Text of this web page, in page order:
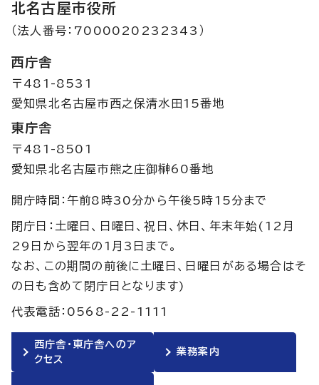
北名古屋市役所
（法人番号：7000020232343）
西庁舎
〒481-8531
愛知県北名古屋市西之保清水田15番地
東庁舎
〒481-8501
愛知県北名古屋市熊之庄御榊60番地
開庁時間：午前8時30分から午後5時15分まで
閉庁日：土曜日、日曜日、祝日、休日、年末年始(12月
29日から翌年の1月3日まで。
なお、この期間の前後に土曜日、日曜日がある場合はそ
の日も含めて閉庁日となります)
代表電話：0568-22-1111
西庁舎・東庁舎へのア
クセス
業務案内